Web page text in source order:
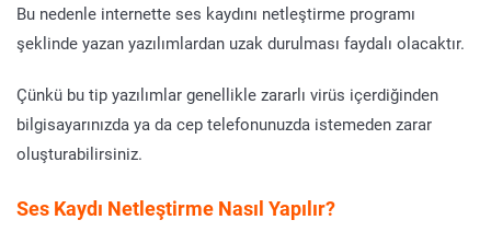
Bu nedenle internette ses kaydını netleştirme programı
şeklinde yazan yazılımlardan uzak durulması faydalı olacaktır.
Çünkü bu tip yazılımlar genellikle zararlı virüs içerdiğinden
bilgisayarınızda ya da cep telefonunuzda istemeden zarar
oluşturabilirsiniz.
Ses Kaydı Netleştirme Nasıl Yapılır?